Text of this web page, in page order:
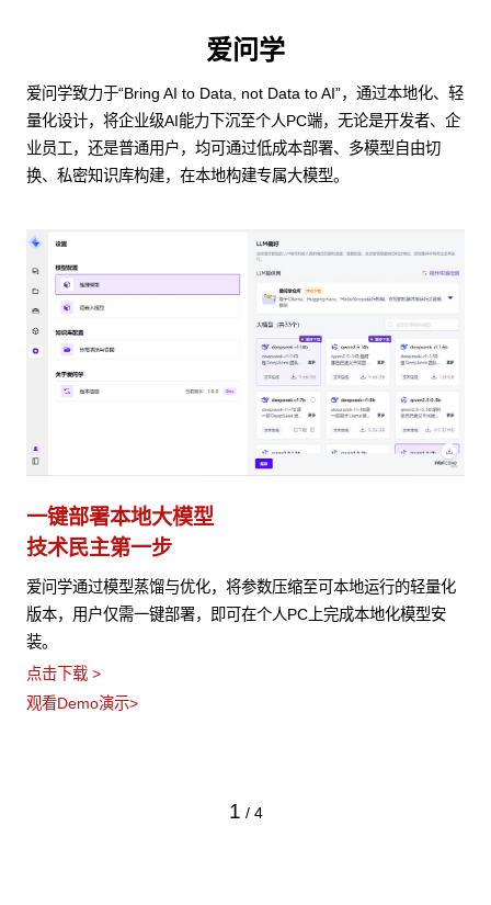
爱问学
爱问学致力于“Bring AI to Data, not Data to AI”，通过本地化、轻
量化设计，将企业级AI能力下沉至个人PC端，无论是开发者、企
业员工，还是普通用户，均可通过低成本部署、多模型自由切
换、私密知识库构建，在本地构建专属大模型。
一键部署本地大模型
技术民主第一步
爱问学通过模型蒸馏与优化，将参数压缩至可本地运行的轻量化
版本，用户仅需一键部署，即可在个人PC上完成本地化模型安
装。
点击下载 >
观看Demo演示>
1 / 4